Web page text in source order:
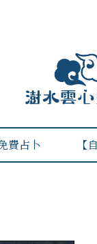
費占卜 【